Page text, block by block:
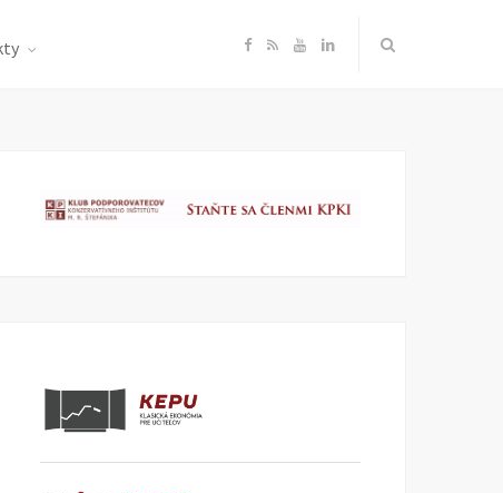
F
e
R Y
T
L
k